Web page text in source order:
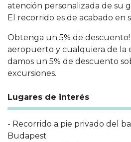
atención personalizada de su
El recorrido es de acabado en
Obtenga un 5% de descuento!
aeropuerto y cualquiera de la
damos un 5% de descuento
excursiones.
Lugares de interés
- Recorrido a pie privado del
Budapest